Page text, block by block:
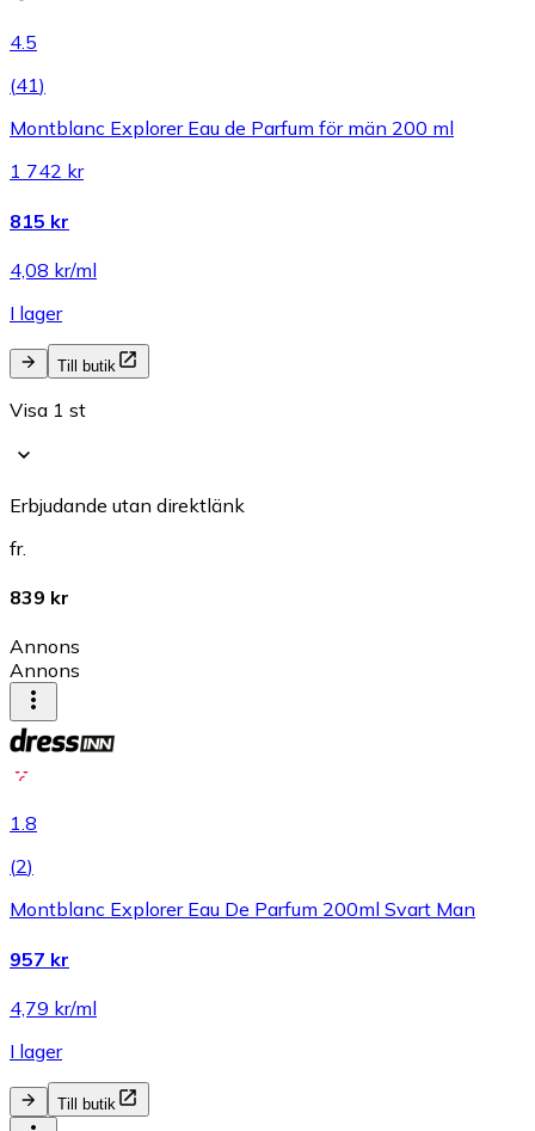
4.5
(41)
Montblanc Explorer Eau de Parfum för män 200 ml
1 742 kr
815 kr
4,08 kr/ml
I lager
Till butik
Visa 1 st
Erbjudande utan direktlänk
fr.
839 kr
Annons
Annons
1.8
(2)
Montblanc Explorer Eau De Parfum 200ml Svart Man
957 kr
4,79 kr/ml
I lager
Till butik